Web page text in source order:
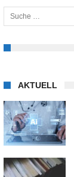
Suche nach:
AKTUELL